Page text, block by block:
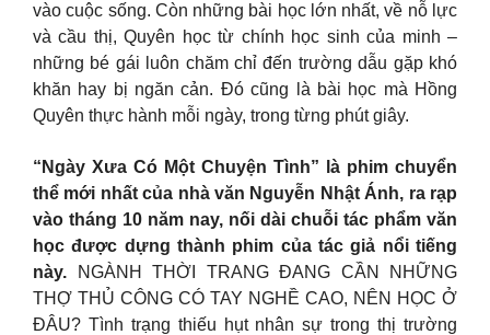
vào cuộc sống. Còn những bài học lớn nhất, về nỗ lực
và cầu thị, Quyên học từ chính học sinh của minh –
những bé gái luôn chăm chỉ đến trường dẫu gặp khó
khăn hay bị ngăn cản. Đó cũng là bài học mà Hồng
Quyên thực hành mỗi ngày, trong từng phút giây.
“Ngày Xưa Có Một Chuyện Tình” là phim chuyển
thể mới nhất của nhà văn Nguyễn Nhật Ánh, ra rạp
vào tháng 10 năm nay, nối dài chuỗi tác phẩm văn
học được dựng thành phim của tác giả nổi tiếng
này. NGÀNH THỜI TRANG ĐANG CẦN NHỮNG
THỢ THỦ CÔNG CÓ TAY NGHỀ CAO, NÊN HỌC Ở
ĐÂU? Tình trạng thiếu hụt nhân sự trong thị trường